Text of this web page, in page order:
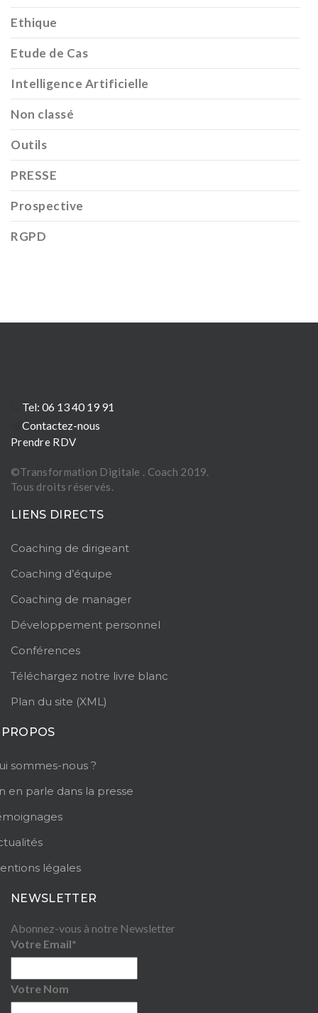
Ethique
Etude de Cas
Intelligence Artificielle
Non classé
Outils
PRESSE
Prospective
RGPD
Tel: 06 13 40 19 91
Contactez-nous
Prendre RDV
©Transformation Digitale . Coach 2019.
Tous droits réservés.
LIENS DIRECTS
Coaching de dirigeant
Coaching d’équipe
Coaching de manager
Développement personnel
Conférences
Téléchargez notre livre blanc
Plan du site (XML)
sommes-nous ?
en parle dans la presse
légales
NEWSLETTER
Abonnez-vous à notre Newsletter
Votre Email*
Votre Nom